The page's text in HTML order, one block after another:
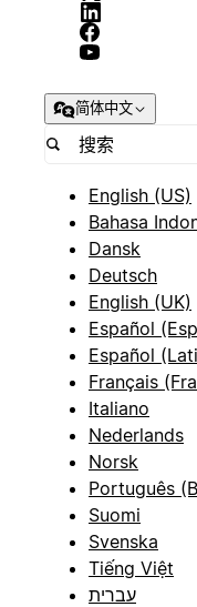
简体中文
English (US)
Bahasa
Dansk
Deutsch
English (UK)
Español
Español
Français
Italiano
Nederlands
Norsk
Português
Suomi
Svenska
Tiếng Việt
עברית